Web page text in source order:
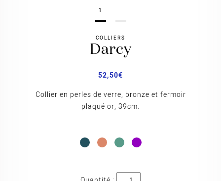
1
COLLIERS
darcy
52,50€
Collier en perles de verre, bronze et fermoir
plaqué or, 39cm.
quantité